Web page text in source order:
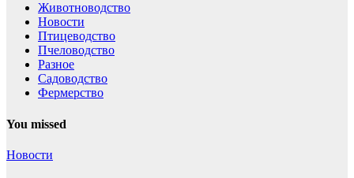
Животноводство
Новости
Птицеводство
Пчеловодство
Разное
Садоводство
Фермерство
You missed
Новости